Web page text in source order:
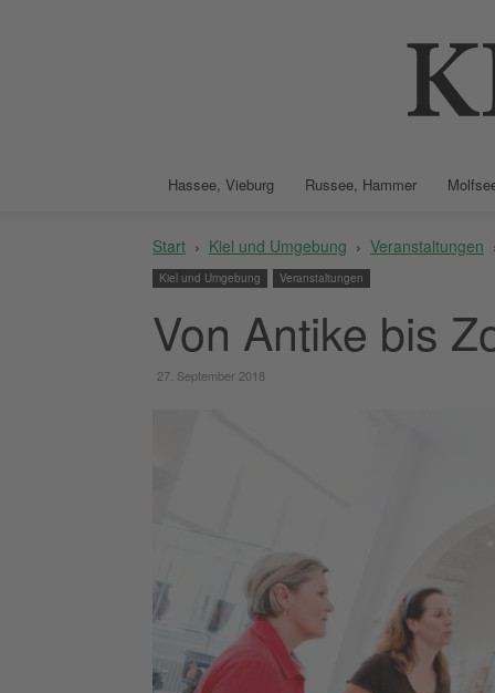
Hassee, Vieburg Russee, Hammer
Start Kiel und Umgebung Veranstaltungen
Kiel und Umgebung Veranstaltungen
Von Antike bis
27. September 2018